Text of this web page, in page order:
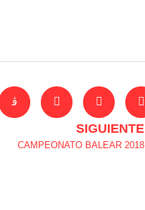
SIGUIENTE
CAMPEONATO BALEAR 2018